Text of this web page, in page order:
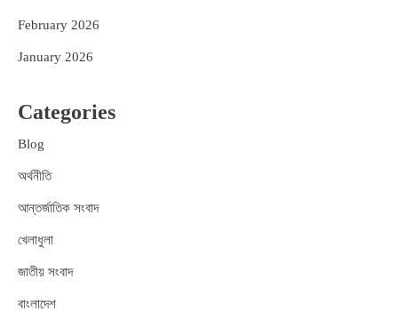
February 2026
January 2026
Categories
Blog
অর্থনীতি
আন্তর্জাতিক সংবাদ
খেলাধুলা
জাতীয় সংবাদ
বাংলাদেশ